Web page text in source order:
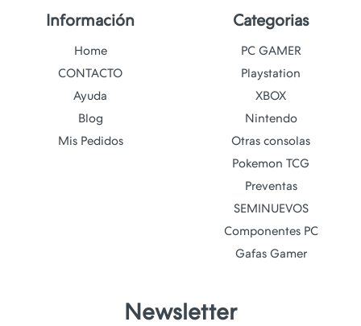
Información
Home
CONTACTO
Ayuda
Blog
Mis Pedidos
Categorias
PC GAMER
Playstation
XBOX
Nintendo
Otras consolas
Pokemon TCG
Preventas
SEMINUEVOS
Componentes PC
Gafas Gamer
Newsletter